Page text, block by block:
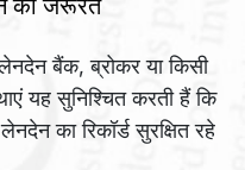
की जरूरत
लेनदेन बैंक, ब्रोकर या किसी
यह सुनिश्चित करती हैं कि
का रिकॉर्ड सुरक्षित रहे